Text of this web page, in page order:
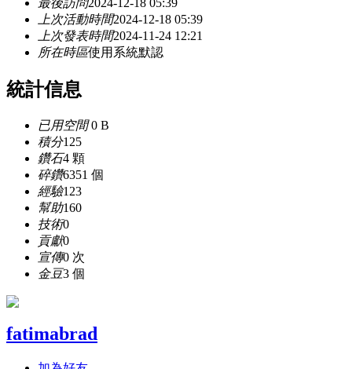
最後訪問2024-12-18 05:39
上次活動時間2024-12-18 05:39
上次發表時間2024-11-24 12:21
所在時區使用系統默認
統計信息
已用空間0 B
積分125
鑽石4 顆
碎鑽6351 個
經驗123
幫助160
技術0
貢獻0
宣傳0 次
金豆3 個
fatimabrad